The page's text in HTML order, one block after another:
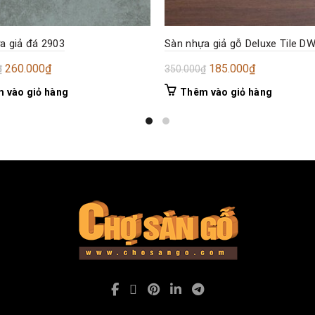
giả đá 2903
Giá
gốc
260.000₫Giá
hiện
vào giỏ hàng
Sàn nhựa giả gỗ Deluxe Tile
350.000₫ Giá
gốc
185.000₫Giá
hiện
Thêm vào giỏ hàng